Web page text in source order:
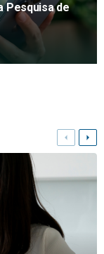
Pesquisa de